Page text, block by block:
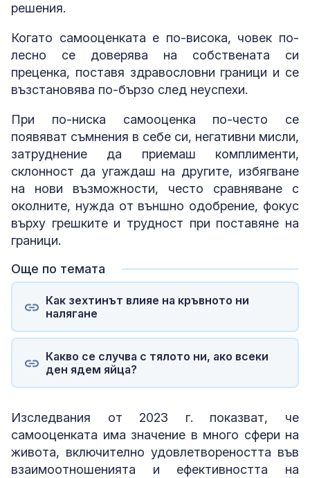
решения.
Когато самооценката е по-висока, човек по-
лесно се доверява на собствената си
преценка, поставя здравословни граници и се
възстановява по-бързо след неуспехи.
При по-ниска самооценка по-често се
появяват съмнения в себе си, негативни мисли,
затруднение да приемаш комплименти,
склонност да угаждаш на другите, избягване
на нови възможности, често сравняване с
околните, нужда от външно одобрение, фокус
върху грешките и трудност при поставяне на
граници.
Още по темата
Как зехтинът влияе на кръвното ни
налягане
Какво се случва с тялото ни, ако всеки
ден ядем яйца?
Изследвания от 2023 г. показват, че
самооценката има значение в много сфери на
живота, включително удовлетвореността във
взаимоотношенията и ефективността на